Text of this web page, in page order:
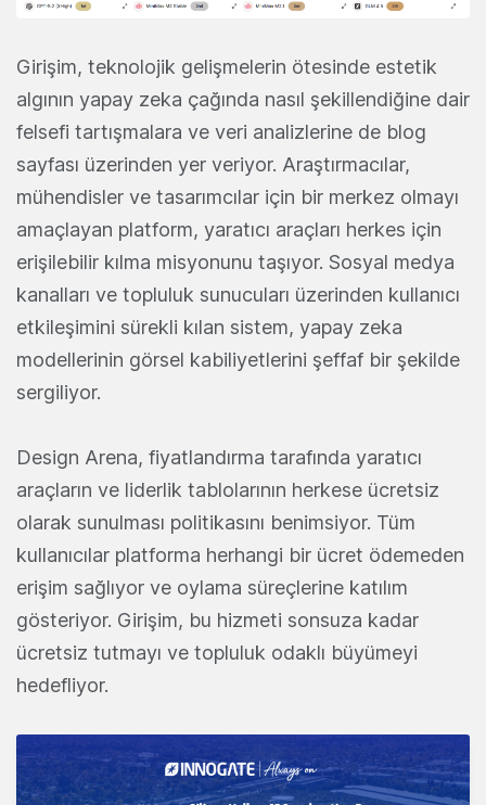
Girişim, teknolojik gelişmelerin ötesinde estetik
algının yapay zeka çağında nasıl şekillendiğine dair
felsefi tartışmalara ve veri analizlerine de blog
sayfası üzerinden yer veriyor. Araştırmacılar,
mühendisler ve tasarımcılar için bir merkez olmayı
amaçlayan platform, yaratıcı araçları herkes için
erişilebilir kılma misyonunu taşıyor. Sosyal medya
kanalları ve topluluk sunucuları üzerinden kullanıcı
etkileşimini sürekli kılan sistem, yapay zeka
modellerinin görsel kabiliyetlerini şeffaf bir şekilde
sergiliyor.
Design Arena, fiyatlandırma tarafında yaratıcı
araçların ve liderlik tablolarının herkese ücretsiz
olarak sunulması politikasını benimsiyor. Tüm
kullanıcılar platforma herhangi bir ücret ödemeden
erişim sağlıyor ve oylama süreçlerine katılım
gösteriyor. Girişim, bu hizmeti sonsuza kadar
ücretsiz tutmayı ve topluluk odaklı büyümeyi
hedefliyor.